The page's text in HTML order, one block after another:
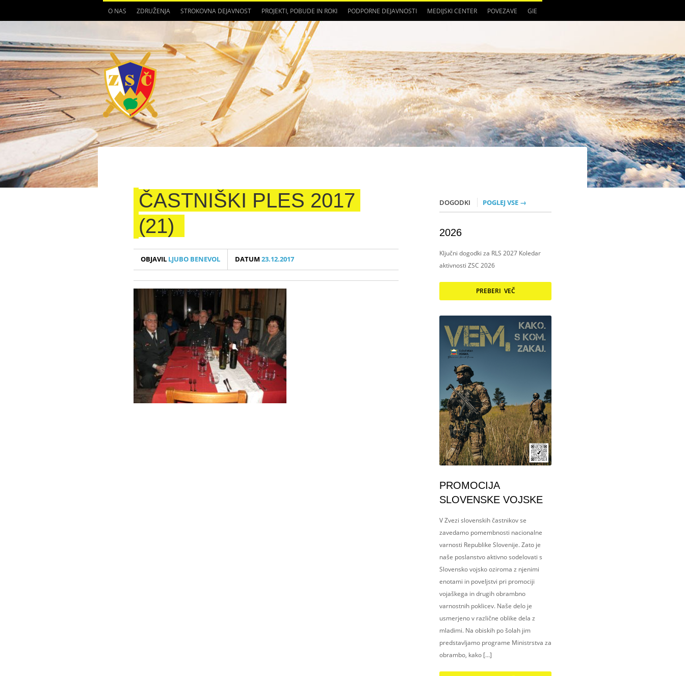
O NAS ZDRUŽENJA STROKOVNA DEJAVNOST PROJEKTI, POBUDE IN ROKI PODPORNE DEJAVNOSTI MEDIJSKI CENTER POVEZAVE GIE
ČASTNIŠKI PLES 2017
(21)
OBJAVIL LJUBO BENEVOL DATUM23.12.2017
DOGODKI POGLEJ VSE →
2026
Ključni dogodki za RLS 2027 Koledar
aktivnosti ZSC 2026
PREBERI VEČ
PROMOCIJA
SLOVENSKE VOJSKE
V Zvezi slovenskih častnikov se
zavedamo pomembnosti nacionalne
varnosti Republike Slovenije. Zato je
naše poslanstvo aktivno sodelovati s
Slovensko vojsko oziroma z njenimi
enotami in poveljstvi pri promociji
vojaškega in drugih obrambno
varnostnih poklicev. Naše delo je
usmerjeno v različne oblike dela z
mladimi. Na obiskih po šolah jim
predstavljamo programe Ministrstva za
obrambo, kako […]